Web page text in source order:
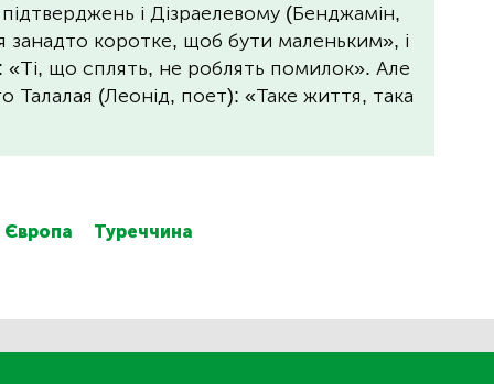
і Дізраелевому (Бенджамін,
занадто коротке, щоб бути маленьким», і
«Ті, що сплять, не роблять помилок». Але
Талалая (Леонід, поет): «Таке життя, така
Європа Туреччина